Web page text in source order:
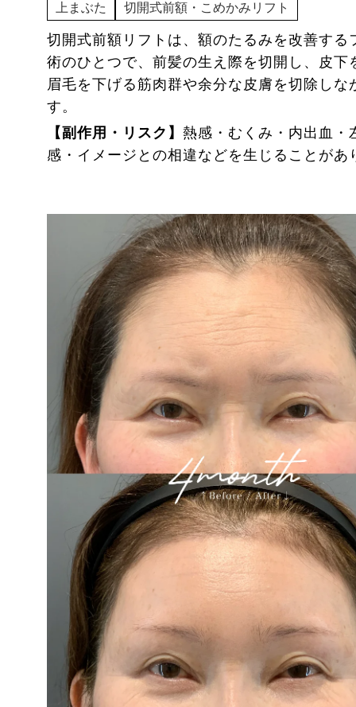
ー ハム目修正
ー 埋没法（糸による二重術）
ー ボディ脂肪吸引
ー 乳頭縮小(温存法)
ー
アートメイク症例
ー アートメイク
ポテンツァ
ハイフ
注入・肌育注射
ー PRP
ー ヒアルロン酸
ボトックス
婦人科
膣ヒアルロン酸
小陰唇縮小
副皮切除
陰核包茎
上まぶた 切開式前額・こめかみリフト
切開式前額リフトは、額のたるみを改善する
術のひとつで、前髪の生え際を切開し、皮下
眉毛を下げる筋肉群や余分な皮膚を切除しな
す。
【副作用・リスク】 熱感・むくみ・内出血・
感・イメージとの相違などを生じることが